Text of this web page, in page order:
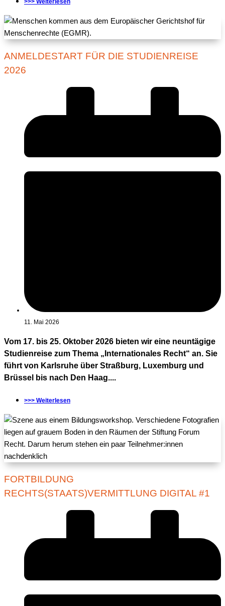
>>> Weiterlesen
ANMELDESTART FÜR DIE STUDIENREISE
2026
11. Mai 2026
Vom 17. bis 25. Oktober 2026 bieten wir eine neuntägige
Studienreise zum Thema „Internationales Recht“ an. Sie
führt von Karlsruhe über Straßburg, Luxemburg und
Brüssel bis nach Den Haag....
>>> Weiterlesen
FORTBILDUNG
RECHTS(STAATS)VERMITTLUNG DIGITAL #1